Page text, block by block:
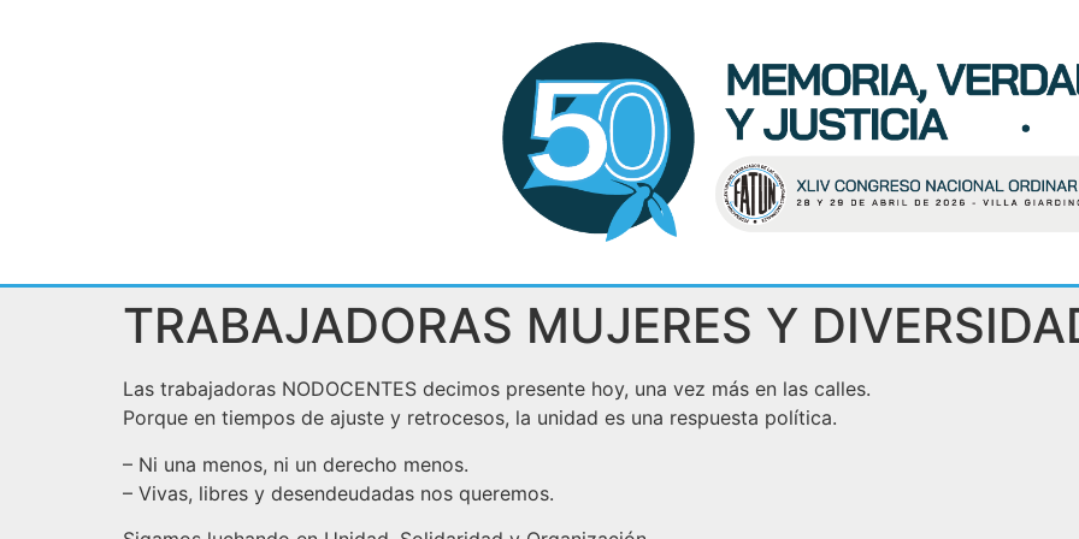
TRABAJADORAS MUJERES Y
Las trabajadoras NODOCENTES decimos presente hoy, una vez más en las calles.
Porque en tiempos de ajuste y retrocesos, la unidad es una respuesta política.
– Ni una menos, ni un derecho menos.
– Vivas, libres y desendeudadas nos queremos.